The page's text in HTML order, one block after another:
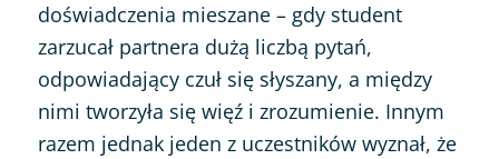
doświadczenia mieszane – gdy student
zarzucał partnera dużą liczbą pytań,
odpowiadający czuł się słyszany, a między
nimi tworzyła się więź i zrozumienie. Innym
razem jednak jeden z uczestników wyznał, że